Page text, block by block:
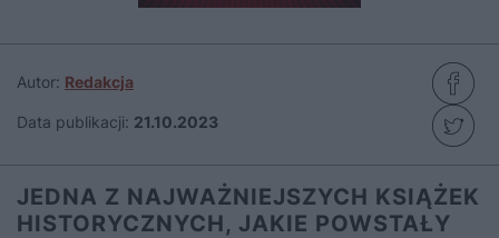
Autor: Redakcja
Data publikacji: 21.10.2023
JEDNA Z NAJWAŻNIEJSZYCH KSIĄŻEK
HISTORYCZNYCH, JAKIE POWSTAŁY